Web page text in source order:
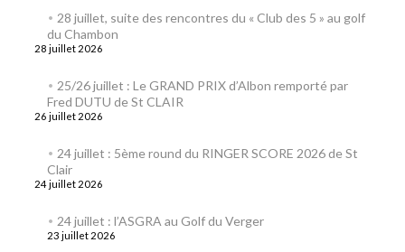
28 juillet, suite des rencontres du « Club des 5 » au golf
du Chambon
28 juillet 2026
25/26 juillet : Le GRAND PRIX d’Albon remporté par
Fred DUTU de St CLAIR
26 juillet 2026
24 juillet : 5ème round du RINGER SCORE 2026 de St
Clair
24 juillet 2026
24 juillet : l’ASGRA au Golf du Verger
23 juillet 2026